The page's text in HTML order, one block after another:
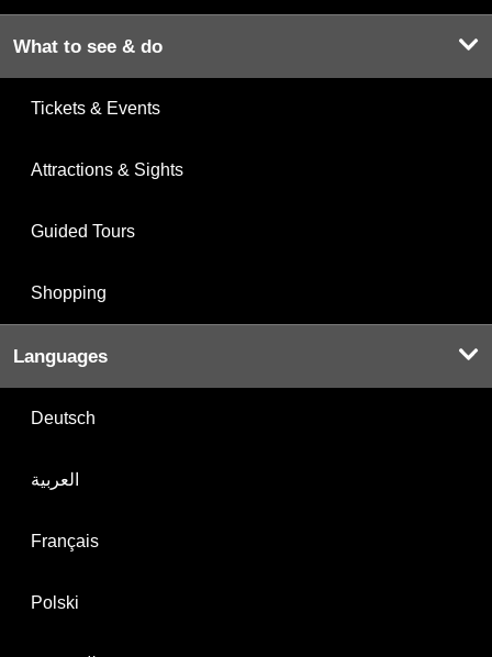
What to see & do
Tickets & Events
Attractions & Sights
Guided Tours
Shopping
Languages
Deutsch
العربية
Français
Polski